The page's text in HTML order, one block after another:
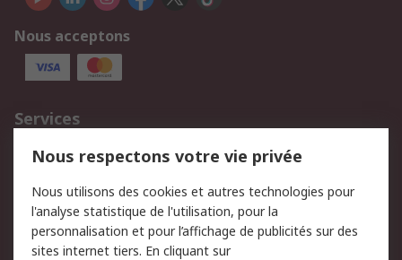
Nous acceptons
Services
750.000 produits
2.500 marques
Retours
Support technique
Track & trace
Nous respectons votre vie privée
Nous utilisons des cookies et autres technologies pour
l'analyse statistique de l'utilisation, pour la
personnalisation et pour l’affichage de publicités sur des
sites internet tiers. En cliquant sur